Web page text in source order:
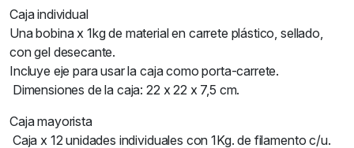
Caja individual
Una bobina x 1kg de material en carrete plástico, sellado,
con gel desecante.
Incluye eje para usar la caja como porta-carrete.
Dimensiones de la caja: 22 x 22 x 7,5 cm.
Caja mayorista
Caja x 12 unidades individuales con 1Kg. de filamento c/u.